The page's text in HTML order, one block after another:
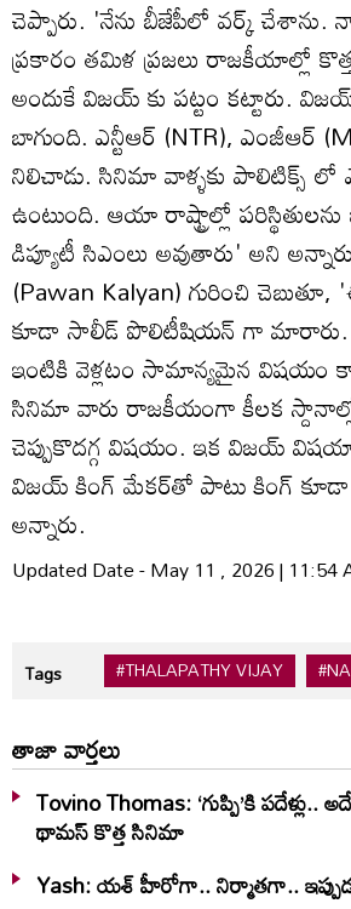
చెప్పారు. 'నేను బీజేపీలో వర్క్ చేశాను.
ప్రకారం తమిళ ప్రజలు రాజకీయాల్లో
అందుకే విజయ్ కు పట్టం కట్టారు.
బాగుంది. ఎన్టీఆర్ (NTR), ఎంజీఆర్‌
నిలిచాడు. సినిమా వాళ్ళకు పాలిటిక్స్ లో
ఉంటుంది. ఆయా రాష్ట్రాల్లో పరిస్థితులను
డిప్యూటీ సిఎంలు అవుతారు' అని
(Pawan Kalyan) గురించి
కూడా సాలీడ్ పొలిటీషియన్ గా మారారు.
ఇంటికి వెళ్లటం సామాన్యమైన విషయం
సినిమా వారు రాజకీయంగా కీలక
చెప్పుకొదగ్గ విషయం. ఇక విజయ్‌
విజయ్ కింగ్ మేకర్‌తో పాటు కింగ్
అన్నారు.
Updated Date - May 11 , 2026 | 11:54
Tags #THALAPATHY VIJAY
తాజా వార్తలు
Tovino Thomas: ‘గుప్పి’కి
థామస్‌ కొత్త సినిమా
Yash: యశ్ హీరోగా.. నిర్మాతగా..